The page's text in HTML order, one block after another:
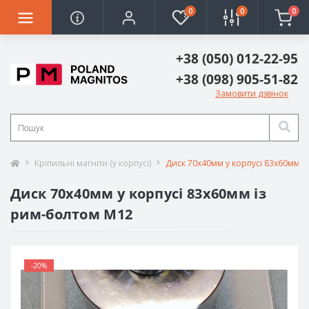
0 0 0
+38 (050) 012-22-95
+38 (098) 905-51-82
Замовити дзвінок
Кріпильні магніти (у корпусі) Диск 70х40мм у корпусі 83х60мм
Диск 70х40мм у корпусі 83х60мм із
рим-болтом М12
-20%